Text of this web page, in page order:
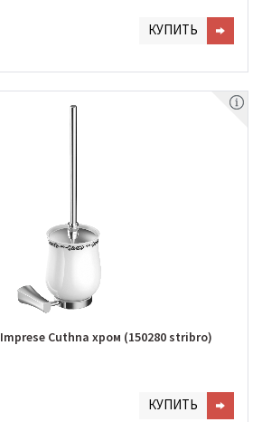
КУПИТЬ
Cuthna хром (150280 stribro)
КУПИТЬ